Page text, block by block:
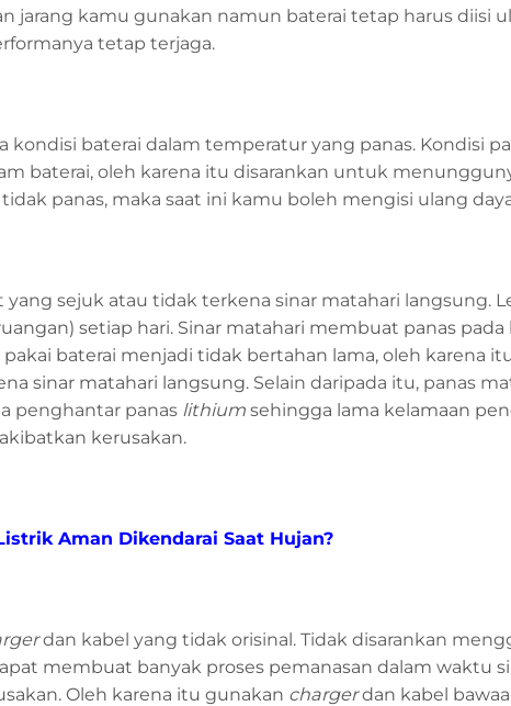
jarang kamu gunakan namun baterai tetap harus diisi
tetap terjaga.
kondisi baterai dalam temperatur yang panas. Kondisi
baterai, oleh karena itu disarankan untuk
panas, maka saat ini kamu boleh mengisi ulang
yang sejuk atau tidak terkena sinar matahari langsung.
setiap hari. Sinar matahari membuat panas pada
baterai menjadi tidak bertahan lama, oleh karena
sinar matahari langsung. Selain daripada itu, panas
penghantar panas lithium sehingga lama kelamaan
kerusakan.
Aman Dikendarai Saat Hujan?
dan kabel yang tidak orisinal. Tidak disarankan
membuat banyak proses pemanasan dalam waktu
Oleh karena itu gunakan chargerdan kabel